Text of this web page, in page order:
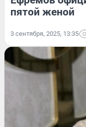
пятой женой
3 сентября, 2025, 13:35